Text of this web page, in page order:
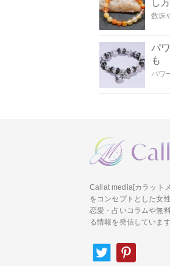
し
数珠
パ
も
パワ
Callat media[カラット
をコンセプトとした女
恋愛・占いコラムや無
る情報を発信しています